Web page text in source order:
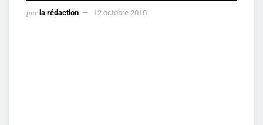
par la rédaction 12 octobre 2010